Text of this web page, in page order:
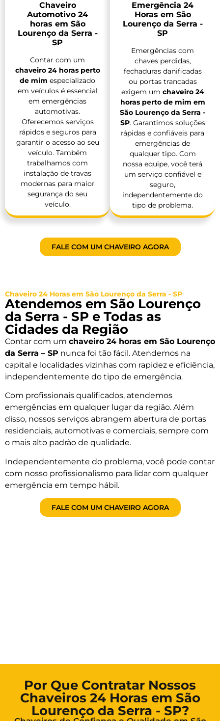
Chaveiro
Automotivo 24
horas em São
Lourenço da Serra -
SP
Contar com um
chaveiro 24 horas perto
de mim especializado
em veículos é essencial
em emergências
automotivas.
Oferecemos serviços
rápidos e seguros para
garantir o acesso ao seu
veículo. Também
trabalhamos com
instalação de travas
modernas para maior
segurança do seu
veículo.
Emergência 24
Horas em São
Lourenço da Serra -
SP
Emergências com
chaves perdidas,
fechaduras danificadas
ou portas trancadas
exigem um chaveiro 24
horas perto de mim em
São Lourenço da Serra -
SP. Garantimos soluções
rápidas e confiáveis para
emergências de
qualquer tipo. Com
nossa equipe, você terá
um serviço confiável e
seguro,
independentemente do
tipo de problema.
FALE COM UM CHAVEIRO AGORA
Chaveiro 24 Horas em São Lourenço da Serra - SP
Atendemos em São Lourenço
da Serra - SP e Todas as
Cidades da Região
Contar com um chaveiro 24 horas em São Lourenço
da Serra – SP nunca foi tão fácil. Atendemos na
capital e localidades vizinhas com rapidez e eficiência,
independentemente do tipo de emergência.
Com profissionais qualificados, atendemos
emergências em qualquer lugar da região. Além
disso, nossos serviços abrangem abertura de portas
residenciais, automotivas e comerciais, sempre com
o mais alto padrão de qualidade.
Independentemente do problema, você pode contar
com nosso profissionalismo para lidar com qualquer
emergência em tempo hábil.
FALE COM UM CHAVEIRO AGORA
Por Que Contratar Nossos
Chaveiros 24 Horas em São
Lourenço da Serra - SP?